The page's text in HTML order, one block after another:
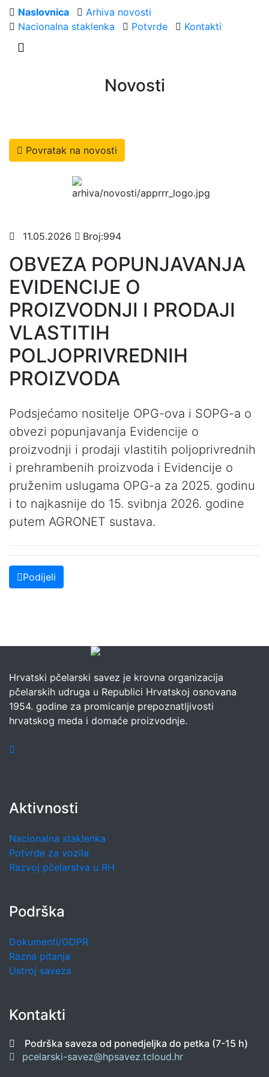
Naslovnica
Arhiva novosti
Nacionalna staklenka
Potvrde Kontakti
Novosti
Povratak na novosti
11.05.2026 Broj:994
OBVEZA POPUNJAVANJA
EVIDENCIJE O
PROIZVODNJI I PRODAJI
VLASTITIH
POLJOPRIVREDNIH
PROIZVODA
Podsjećamo nositelje OPG-ova i SOPG-a o
obvezi popunjavanja Evidencije o
proizvodnji i prodaji vlastitih poljoprivrednih
i prehrambenih proizvoda i Evidencije o
pruženim uslugama OPG-a za 2025. godinu
i to najkasnije do 15. svibnja 2026. godine
putem AGRONET sustava.
Podijeli
Hrvatski pčelarski savez je krovna organizacija
pčelarskih udruga u Republici Hrvatskoj osnovana
1954. godine za promicanje prepoznatljivosti
hrvatskog meda i domaće proizvodnje.
Aktivnosti
Nacionalna staklenka
Potvrde za vozila
Razvoj pčelarstva u RH
Podrška
Dokumenti/GDPR
Razna pitanja
Ustroj saveza
Kontakti
Podrška saveza od ponedjeljka do petka (7-15 h)
pcelarski-savez@hpsavez.tcloud.hr